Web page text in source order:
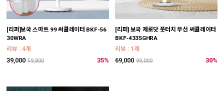
[리퍼]보국 스마트 99 써큘레이터 BKF-56
30WRA
리뷰 : 4개
39,000 59,800 35%
[리퍼] 보국 제로닷 풋터치 무선 써큘레이터
BKF-4335GHRA
리뷰 : 1개
69,000 99,000 30%